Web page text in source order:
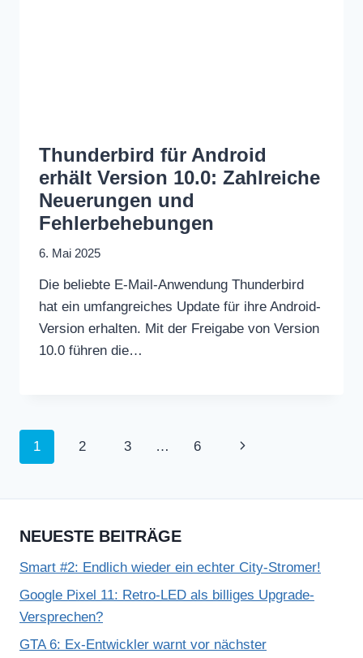
Thunderbird für Android
erhält Version 10.0: Zahlreiche
Neuerungen und
Fehlerbehebungen
6. Mai 2025
Die beliebte E-Mail-Anwendung Thunderbird
hat ein umfangreiches Update für ihre Android-
Version erhalten. Mit der Freigabe von Version
10.0 führen die…
Seitennavigation
1 2 3 … 6
Nächste
NEUESTE BEITRÄGE
Smart #2: Endlich wieder ein echter City-Stromer!
Google Pixel 11: Retro-LED als billiges Upgrade-
Versprechen?
GTA 6: Ex-Entwickler warnt vor nächster